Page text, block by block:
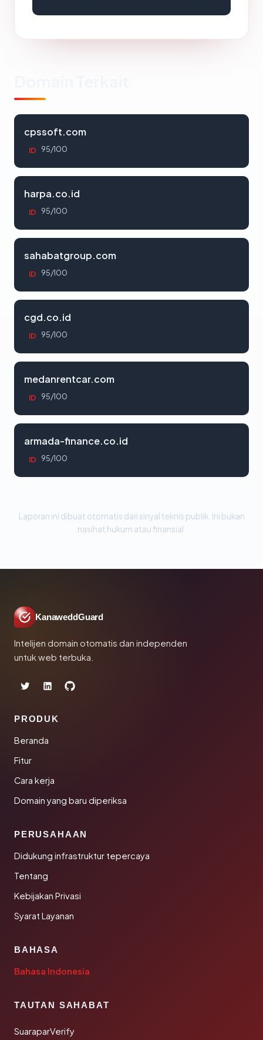
cpssoft.com
ID 95/100
harpa.co.id
ID 95/100
sahabatgroup.com
ID 95/100
cgd.co.id
ID 95/100
medanrentcar.com
ID 95/100
armada-finance.co.id
ID 95/100
Laporan ini dibuat otomatis dari sinyal teknis publik. Ini bukan
nasihat hukum atau finansial.
KanaweddGuard
Intelijen domain otomatis dan independen
untuk web terbuka.
PRODUK
Beranda
Fitur
Cara kerja
Domain yang baru diperiksa
PERUSAHAAN
Didukung infrastruktur tepercaya
Tentang
Kebijakan Privasi
Syarat Layanan
BAHASA
Bahasa Indonesia
TAUTAN SAHABAT
SuaraparVerify